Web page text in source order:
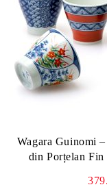
Wagara Guinomi
din Porțelan Fin